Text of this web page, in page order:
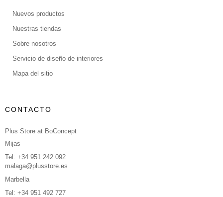
Nuevos productos
Nuestras tiendas
Sobre nosotros
Servicio de diseño de interiores
Mapa del sitio
CONTACTO
Plus Store at BoConcept
Mijas
Tel: +34 951 242 092
malaga@plusstore.es
Marbella
Tel: +34 951 492 727